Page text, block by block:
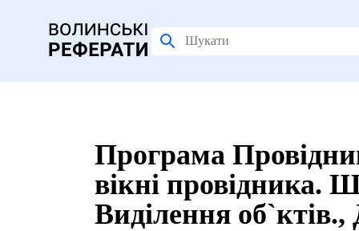
Програма
вікні провідника.
Виділення